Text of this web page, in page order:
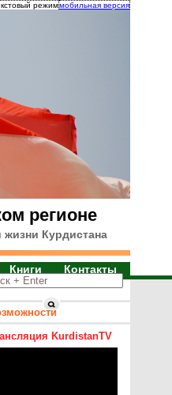
режиммобильная версия
регионе
Курдистана
Книги Контакты
KurdistanTV